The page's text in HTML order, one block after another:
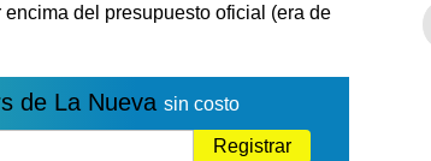
del presupuesto oficial (era de
de La Nueva sin costo
Registrar